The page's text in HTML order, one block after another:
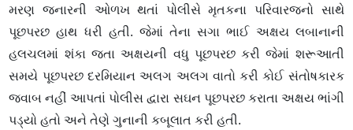
મરણ જનારની ઓળખ થતાં પોલીસે મૃતકના પરિવારજનો સાથે
પૂછપરછ હાથ ધરી હતી. જેમાં તેના સગા ભાઈ અક્ષય લબાનાની
હલચલમાં શંકા જતા અક્ષયની વધુ પૂછપરછ કરી જેમાં શરૂઆતી
સમયે પૂછપરછ દરમિયાન અલગ અલગ વાતો કરી કોઈ સંતોષકારક
જવાબ નહીં આપતાં પોલીસ દ્વારા સઘન પૂછપરછ કરાતા અક્ષય ભાંગી
પડ્યો હતો અને તેણે ગુનાની કબૂલાત કરી હતી.